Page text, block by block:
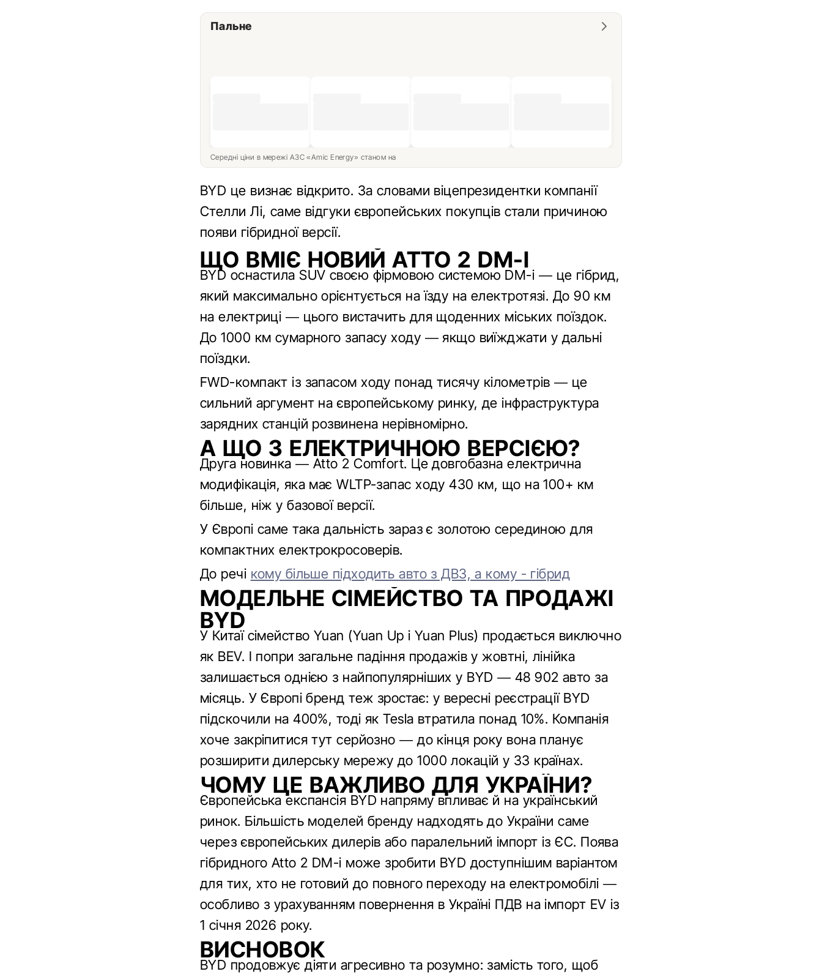
Пальне
Середні ціни в мережі АЗС «Amic Energy» станом на
BYD це визнає відкрито. За словами віцепрезидентки компанії
Стелли Лі, саме відгуки європейських покупців стали причиною
появи гібридної версії.
ЩО ВМІЄ НОВИЙ ATTO 2 DM-I
BYD оснастила SUV своєю фірмовою системою DM-i — це гібрид,
який максимально орієнтується на їзду на електротязі. До 90 км
на електриці — цього вистачить для щоденних міських поїздок.
До 1000 км сумарного запасу ходу — якщо виїжджати у дальні
поїздки.
FWD-компакт із запасом ходу понад тисячу кілометрів — це
сильний аргумент на європейському ринку, де інфраструктура
зарядних станцій розвинена нерівномірно.
А ЩО З ЕЛЕКТРИЧНОЮ ВЕРСІЄЮ?
Друга новинка — Atto 2 Comfort. Це довгобазна електрична
модифікація, яка має WLTP-запас ходу 430 км, що на 100+ км
більше, ніж у базової версії.
У Європі саме така дальність зараз є золотою серединою для
компактних електрокросоверів.
До речі кому більше підходить авто з ДВЗ, а кому - гібрид
МОДЕЛЬНЕ СІМЕЙСТВО ТА ПРОДАЖІ
BYD
У Китаї сімейство Yuan (Yuan Up і Yuan Plus) продається виключно
як BEV. І попри загальне падіння продажів у жовтні, лінійка
залишається однією з найпопулярніших у BYD — 48 902 авто за
місяць. У Європі бренд теж зростає: у вересні реєстрації BYD
підскочили на 400%, тоді як Tesla втратила понад 10%. Компанія
хоче закріпитися тут серйозно — до кінця року вона планує
розширити дилерську мережу до 1000 локацій у 33 країнах.
ЧОМУ ЦЕ ВАЖЛИВО ДЛЯ УКРАЇНИ?
Європейська експансія BYD напряму впливає й на український
ринок. Більшість моделей бренду надходять до України саме
через європейських дилерів або паралельний імпорт із ЄС. Поява
гібридного Atto 2 DM-i може зробити BYD доступнішим варіантом
для тих, хто не готовий до повного переходу на електромобілі —
особливо з урахуванням повернення в Україні ПДВ на імпорт EV із
1 січня 2026 року.
ВИСНОВОК
BYD продовжує діяти агресивно та розумно: замість того, щоб